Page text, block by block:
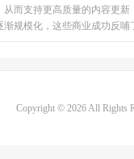
从而支持更高质量的内容更
渐规模化，这些商业成功反哺
Copyright © 2026 All Rights